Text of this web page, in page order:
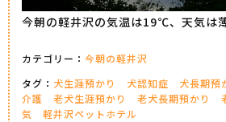
今朝の軽井沢の気温は19℃、天気は薄
カテゴリー： 今朝の軽井沢
タグ： 犬生涯預かり 犬認知症 犬長期預
介護
老犬生涯預かり 老犬長期預かり
気
軽井沢ペットホテル